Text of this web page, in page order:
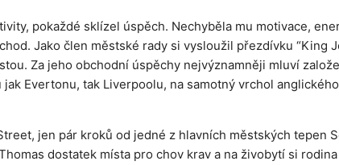
pokaždé sklízel úspěch. Nechyběla mu motivace,
Jako člen městské rady si vysloužil přezdívku “King
Za jeho obchodní úspěchy nejvýznamněji mluví
Evertonu, tak Liverpoolu, na samotný vrchol
jen pár kroků od jedné z hlavních městských tepen
dostatek místa pro chov krav a na živobytí si